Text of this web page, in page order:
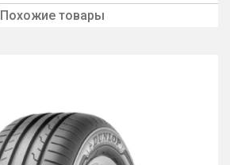
Похожие товары